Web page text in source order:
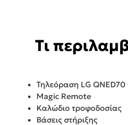
Τι
Τηλεόραση LG QNED70
Magic Remote
Καλώδιο τροφοδοσίας
Βάσεις στήριξης